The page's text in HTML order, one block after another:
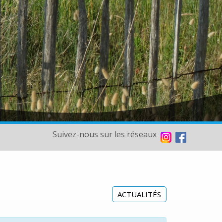
Suivez-nous sur les réseaux
ACTUALITÉS